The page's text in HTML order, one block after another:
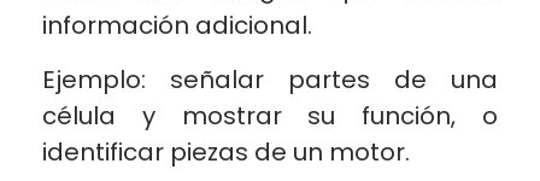
información adicional.
Ejemplo: señalar partes de una
célula y mostrar su función, o
identificar piezas de un motor.